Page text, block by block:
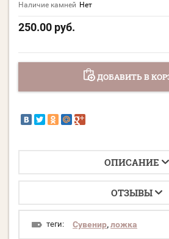
Наличие камней Нет
250.00 руб.
ДОБАВИТЬ В
ОПИСАНИЕ
ОТЗЫВЫ
теги: Сувенир,ложка